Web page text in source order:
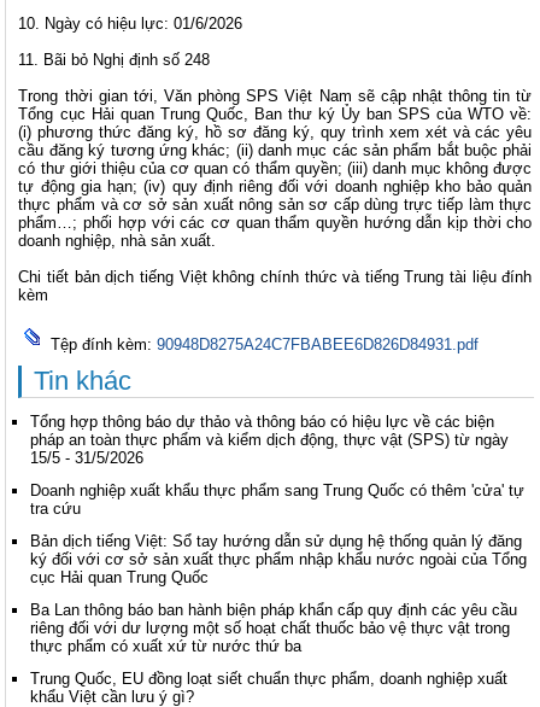
10. Ngày có hiệu lực: 01/6/2026
11. Bãi bỏ Nghị định số 248
Trong thời gian tới, Văn phòng SPS Việt Nam sẽ cập nhật thông tin từ
Tổng cục Hải quan Trung Quốc, Ban thư ký Ủy ban SPS của WTO về:
(i) phương thức đăng ký, hồ sơ đăng ký, quy trình xem xét và các yêu
cầu đăng ký tương ứng khác; (ii) danh mục các sản phẩm bắt buộc phải
có thư giới thiệu của cơ quan có thẩm quyền; (iii) danh mục không được
tự động gia hạn; (iv) quy định riêng đối với doanh nghiệp kho bảo quản
thực phẩm và cơ sở sản xuất nông sản sơ cấp dùng trực tiếp làm thực
phẩm…; phối hợp với các cơ quan thẩm quyền hướng dẫn kịp thời cho
doanh nghiệp, nhà sản xuất.
Chi tiết bản dịch tiếng Việt không chính thức và tiếng Trung tài liệu đính
kèm
Tệp đính kèm: 90948D8275A24C7FBABEE6D826D84931.pdf
Tin khác
Tổng hợp thông báo dự thảo và thông báo có hiệu lực về các biện
pháp an toàn thực phẩm và kiểm dịch động, thực vật (SPS) từ ngày
15/5 - 31/5/2026
Doanh nghiệp xuất khẩu thực phẩm sang Trung Quốc có thêm 'cửa' tự
tra cứu
Bản dịch tiếng Việt: Sổ tay hướng dẫn sử dụng hệ thống quản lý đăng
ký đối với cơ sở sản xuất thực phẩm nhập khẩu nước ngoài của Tổng
cục Hải quan Trung Quốc
Ba Lan thông báo ban hành biện pháp khẩn cấp quy định các yêu cầu
riêng đối với dư lượng một số hoạt chất thuốc bảo vệ thực vật trong
thực phẩm có xuất xứ từ nước thứ ba
Trung Quốc, EU đồng loạt siết chuẩn thực phẩm, doanh nghiệp xuất
khẩu Việt cần lưu ý gì?